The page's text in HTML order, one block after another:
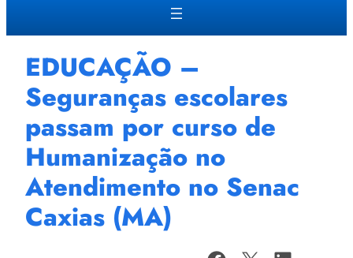
a
EDUCAÇÃO –
Seguranças escolares
passam por curso de
Humanização no
Atendimento no Senac
Caxias (MA)